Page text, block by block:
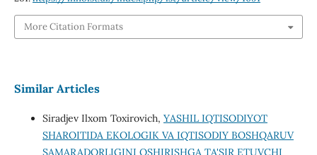
More Citation Formats
Similar Articles
Siradjev Ilxom Toxirovich, YASHIL IQTISODIYOT
SHAROITIDA EKOLOGIK VA IQTISODIY BOSHQARUV
SAMARADORLIGINI OSHIRISHGA TA'SIR ETUVCHI